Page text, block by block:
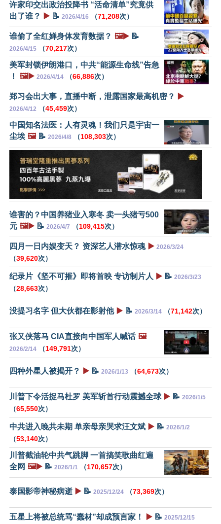
许家印交出政治投降书 “活命清单”究竟供
出了谁？
▶️ 📝 2026/4/16 （71,208次）
谁偷了全红婵身体发育数据？ 🖼️▶️ 📝
2026/4/15 （70,217次）
美军封锁伊朗港口，中共“能源生命线”告急
！
🖼️▶️ 2026/4/14 （66,886次）
郑习会出大事，直播中断，泄露国家最高机密？ ▶️
2026/4/12 （45,459次）
中国知名法医：人有灵魂！我们只是宇宙一
尘埃 🖼️📝 2026/4/8 （108,303次）
谁害的？中国养猪业入寒冬 卖一头猪亏500
元 🖼️▶️ 📝 2026/4/7 （109,415次）
四月一日内娱变天？ 资深艺人潜水惊魂 ▶️ 2026/3/24
（39,620次）
纪录片《坚不可摧》即将首映 专访制片人 ▶️ 📝 2026/3/23
（28,663次）
没提习名字 但大伙都在影射他 ▶️ 📝 2026/3/14 （71,142次）
张又侠落马 CIA直接向中国军人喊话 🖼️
2026/2/14 （149,791次）
四种外星人被揭开？ ▶️ 📝 2026/1/13 （64,673次）
川普下令活捉马杜罗 美军斩首行动震撼全球 ▶️ 📝 2026/1/5
（65,550次）
中共进入晚共未期 单亲母亲哭求汪文斌 ▶️ 📝 2026/1/2
（53,140次）
川普截油轮中共气跳脚 一首搞笑歌曲红遍
全网 🖼️▶️ 📝 2026/1/1 （170,657次）
泰国影帝神秘病逝 ▶️ 📝 2025/12/24 （73,369次）
五星上将被总统骂“蠢材”却成预言家！ ▶️ 📝 2025/12/15